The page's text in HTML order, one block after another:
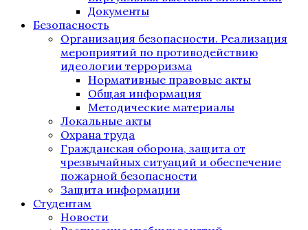
Документы
Безопасность
Организация безопасности. Реализация
мероприятий по противодействию
идеологии терроризма
Нормативные правовые акты
Общая информация
Методические материалы
Локальные акты
Охрана труда
Гражданская оборона, защита от
чрезвычайных ситуаций и обеспечение
пожарной безопасности
Защита информации
Студентам
Новости